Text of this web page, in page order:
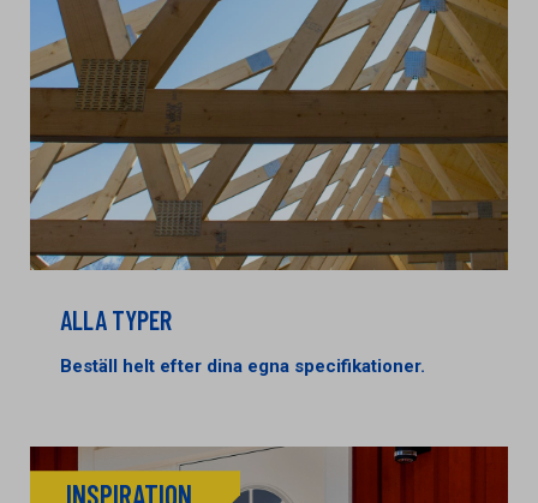
ALLA TYPER
Beställ helt efter dina egna specifikationer.
INSPIRATION